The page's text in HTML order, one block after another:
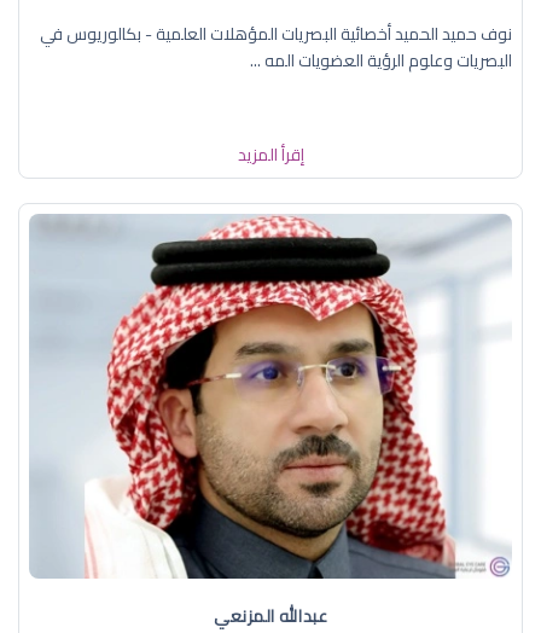
نوف حميد الحميد أخصائية البصريات المؤهلات العلمية - بكالوريوس في
البصريات وعلوم الرؤية العضويات المه ...
إقرأ المزيد
عبدالله المزنعي